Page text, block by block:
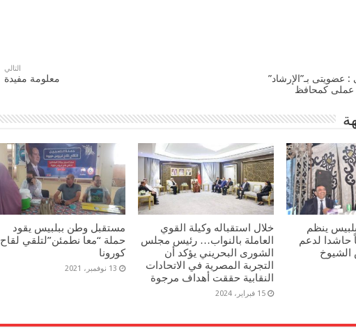
عضويتى بـ”الإرشاد”
عملى كمحافظ
التالي
معلومة مفيدة
ينظم
حاشدا لدعم
خلال استقباله وكيلة القوي
العاملة بالنواب… رئيس مجلس
الشورى البحريني يؤكد أن
التجربة المصرية في الاتحادات
النقابية حققت أهداف مرجوة
15 فبراير، 2024
مستقبل وطن ببلبيس يقود
حملة “معا نطمئن”لتلقي لقاح
كورونا
13 نوفمبر، 2021